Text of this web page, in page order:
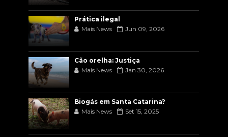
Prática ilegal
Mais News
Jun 09, 2026
Cão orelha: Justiça
Mais News
Jan 30, 2026
Biogás em Santa Catarina?
Mais News
Set 15, 2025